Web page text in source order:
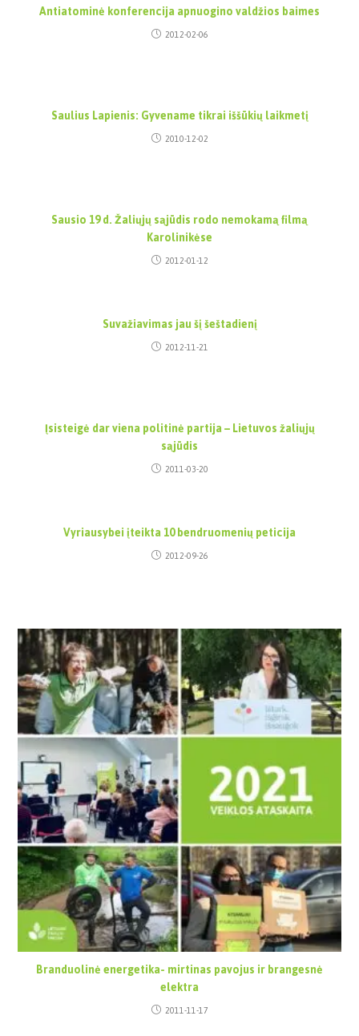
Antiatominė konferencija apnuogino valdžios baimes
2012-02-06
Saulius Lapienis: Gyvename tikrai iššūkių laikmetį
2010-12-02
Sausio 19 d. Žaliųjų sąjūdis rodo nemokamą filmą
Karolinikėse
2012-01-12
Suvažiavimas jau šį šeštadienį
2012-11-21
Įsisteigė dar viena politinė partija – Lietuvos žaliųjų
sąjūdis
2011-03-20
Vyriausybei įteikta 10 bendruomenių peticija
2012-09-26
Branduolinė energetika- mirtinas pavojus ir brangesnė
elektra
2011-11-17